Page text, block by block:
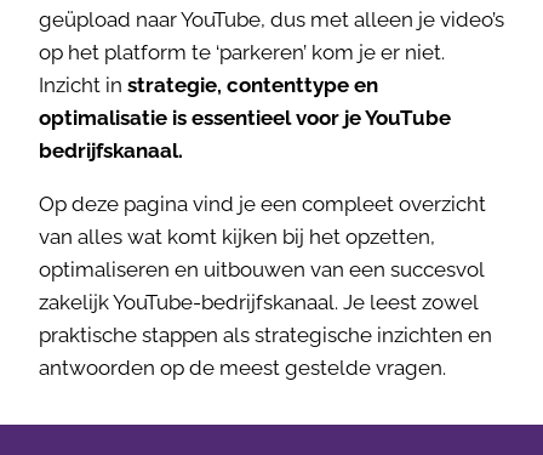
geüpload naar YouTube, dus met alleen je video’s
op het platform te ‘parkeren’ kom je er niet.
Inzicht in strategie, contenttype en
optimalisatie is essentieel voor je YouTube
bedrijfskanaal.
Op deze pagina vind je een compleet overzicht
van alles wat komt kijken bij het opzetten,
optimaliseren en uitbouwen van een succesvol
zakelijk YouTube-bedrijfskanaal. Je leest zowel
praktische stappen als strategische inzichten en
antwoorden op de meest gestelde vragen.